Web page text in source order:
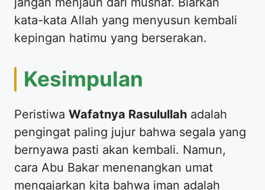
kata-kata Allah yang menyusun kembali
kepingan hatimu yang berserakan.
​Kesimpulan
​Peristiwa Wafatnya Rasulullah adalah
pengingat paling jujur bahwa segala yang
bernyawa pasti akan kembali. Namun,
cara Abu Bakar menenangkan umat
mengajarkan kita bahwa iman adalah